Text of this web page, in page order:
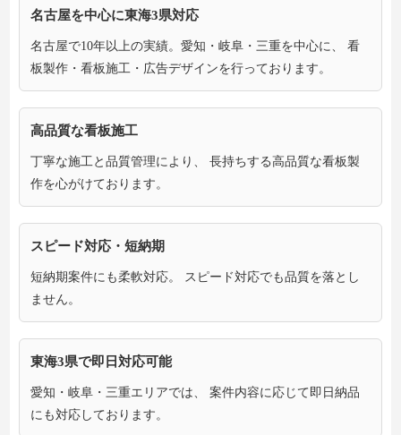
名古屋を中心に東海3県対応
名古屋で10年以上の実績。愛知・岐阜・三重を中心に、 看
板製作・看板施工・広告デザインを行っております。
高品質な看板施工
丁寧な施工と品質管理により、 長持ちする高品質な看板製
作を心がけております。
スピード対応・短納期
短納期案件にも柔軟対応。 スピード対応でも品質を落とし
ません。
東海3県で即日対応可能
愛知・岐阜・三重エリアでは、 案件内容に応じて即日納品
にも対応しております。